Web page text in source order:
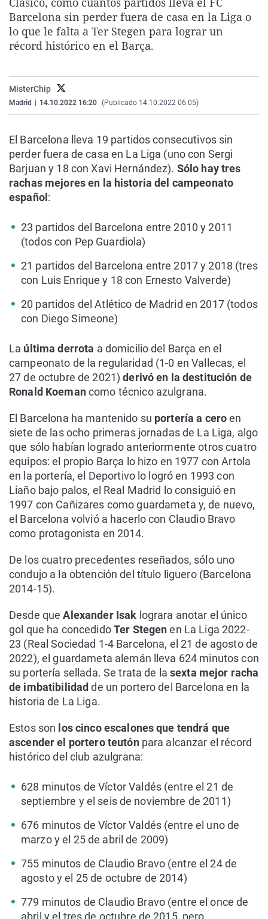
La rosa de los vientos
Gente viajera
Caso
Retornados
Extremadura
Galicia
Virales
Televisión
Barcelona sin perder fuera de casa en la Liga o
lo que le falta a Ter Stegen para lograr un
récord histórico en el Barça.
MisterChip
Madrid 14.10.2022 16:20 (Publicado 14.10.2022 06:05)
El Barcelona lleva 19 partidos consecutivos sin
perder fuera de casa en La Liga (uno con Sergi
Barjuan y 18 con Xavi Hernández). Sólo hay tres
rachas mejores en la historia del campeonato
español :
23 partidos del Barcelona entre 2010 y 2011
(todos con Pep Guardiola)
21 partidos del Barcelona entre 2017 y 2018 (tres
con Luis Enrique y 18 con Ernesto Valverde)
20 partidos del Atlético de Madrid en 2017 (todos
con Diego Simeone)
La última derrota a domicilio del Barça en el
campeonato de la regularidad (1-0 en Vallecas, el
27 de octubre de 2021)derivó en la destitución de
Ronald Koemancomo técnico azulgrana.
El Barcelona ha mantenido su portería a ceroen
siete de las ocho primeras jornadas de La Liga, algo
que sólo habían logrado anteriormente otros cuatro
equipos: el propio Barça lo hizo en 1977 con Artola
en la portería, el Deportivo lo logró en 1993 con
Liaño bajo palos, el Real Madrid lo consiguió en
1997 con Cañizares como guardameta y, de nuevo,
el Barcelona volvió a hacerlo con Claudio Bravo
como protagonista en 2014.
De los cuatro precedentes reseñados, sólo uno
condujo a la obtención del título liguero (Barcelona
2014-15).
Desde que Alexander Isak lograra anotar el único
gol que ha concedidoTer Stegenen La Liga 2022-
23 (Real Sociedad 1-4 Barcelona, el 21 de agosto de
2022), el guardameta alemán lleva 624 minutos con
su portería sellada. Se trata de lasexta mejor racha
de imbatibilidadde un portero del Barcelona en la
historia de La Liga.
Estos son los cinco escalones que tendrá que
ascender el portero teutónpara alcanzar el récord
histórico del club azulgrana:
628 minutos de Víctor Valdés (entre el 21 de
septiembre y el seis de noviembre de 2011)
676 minutos de Víctor Valdés (entre el uno de
marzo y el 25 de abril de 2009)
755 minutos de Claudio Bravo (entre el 24 de
agosto y el 25 de octubre de 2014)
779 minutos de Claudio Bravo (entre el once de
abril y el tres de octubre de 2015, pero